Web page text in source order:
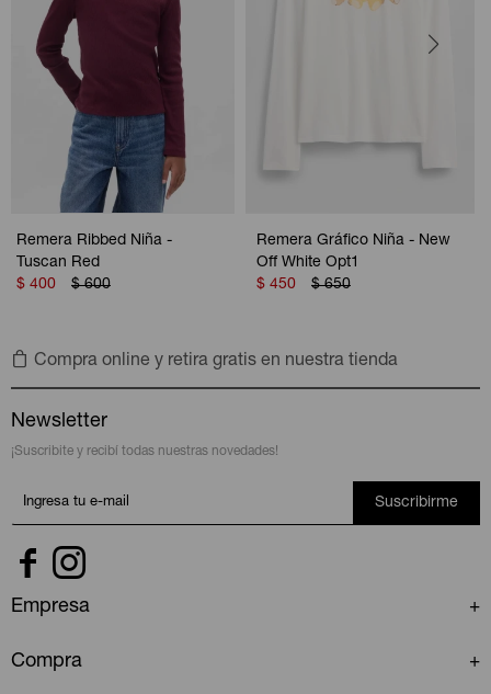
Remera Ribbed Niña -
Tuscan Red
$ 400 $ 600
Remera Gráfico Niña - New
Off White Opt1
$ 450 $ 650
Compra online y retira gratis en nuestra tienda
Newsletter
¡Suscribite y recibí todas nuestras novedades!
Suscribirme
 
Empresa
Compra